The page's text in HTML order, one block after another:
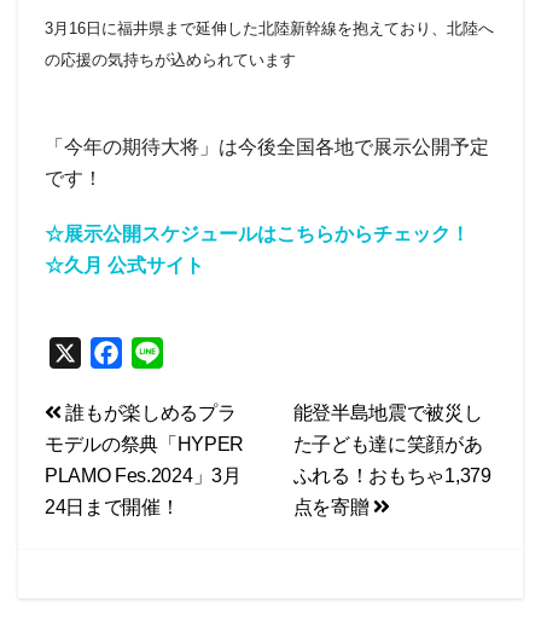
3月16日に福井県まで延伸した北陸新幹線を抱えており、北陸へ
の応援の気持ちが込められています
「今年の期待大将」は今後全国各地で展示公開予定
です！
☆展示公開スケジュールはこちらからチェック！
☆久月 公式サイト
c
e
b
o
n
e
投
稿
ナ
能登半島地震で被災し
た子ども達に笑顔があ
ふれる！おもちゃ1,379
点を寄贈
誰もが楽しめるプラ
モデルの祭典「HYPER
PLAMO Fes.2024」3月
24日まで開催！